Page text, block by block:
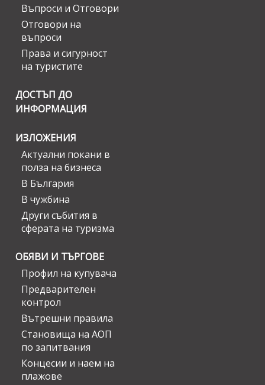
Въпроси и Отговори
Отговори на
въпроси
Права и сигурност
на туристите
ДОСТЪП ДО
ИНФОРМАЦИЯ
ИЗЛОЖЕНИЯ
Актуални покани в
полза на бизнеса
В България
В чужбина
Други събития в
сферата на туризма
ОБЯВИ И ТЪРГОВЕ
Профил на купувача
Предварителен
контрол
Вътрешни правила
Становища на АОП
по запитвания
Концесии и наем на
плажове